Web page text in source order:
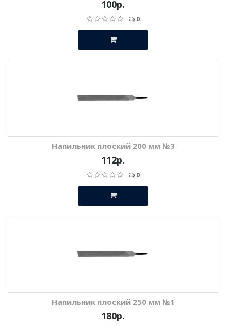
100р.
0
Напильник плоский 200 мм №3
112р.
0
Напильник плоский 250 мм №1
180р.